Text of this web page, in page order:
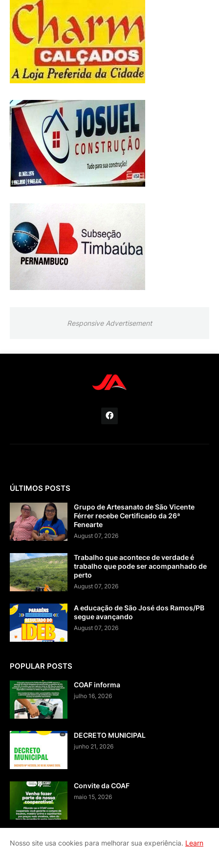
Responsive Advertisement
ÚLTIMOS POSTS
Grupo de Artesanato de São Vicente
Férrer recebe Certificado da 26ª
Fenearte
August 07, 2026
Trabalho que acontece de verdade é
trabalho que pode ser acompanhado de
perto
August 07, 2026
A educação de São José dos Ramos/PB
segue avançando
August 07, 2026
POPULAR POSTS
COAF informa
julho 16, 2026
DECRETO MUNICIPAL
junho 21, 2026
Convite da COAF
maio 15, 2026
Nosso site usa cookies para melhorar sua experiência. Learn